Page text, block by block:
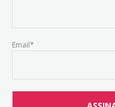
Email*